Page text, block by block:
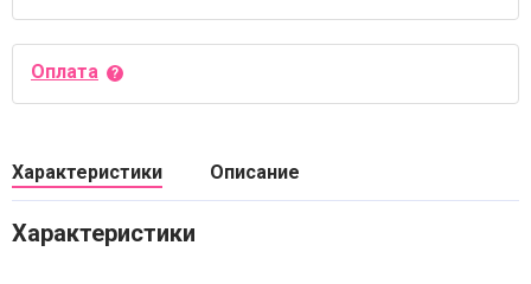
Оплата
Характеристики Описание
Характеристики